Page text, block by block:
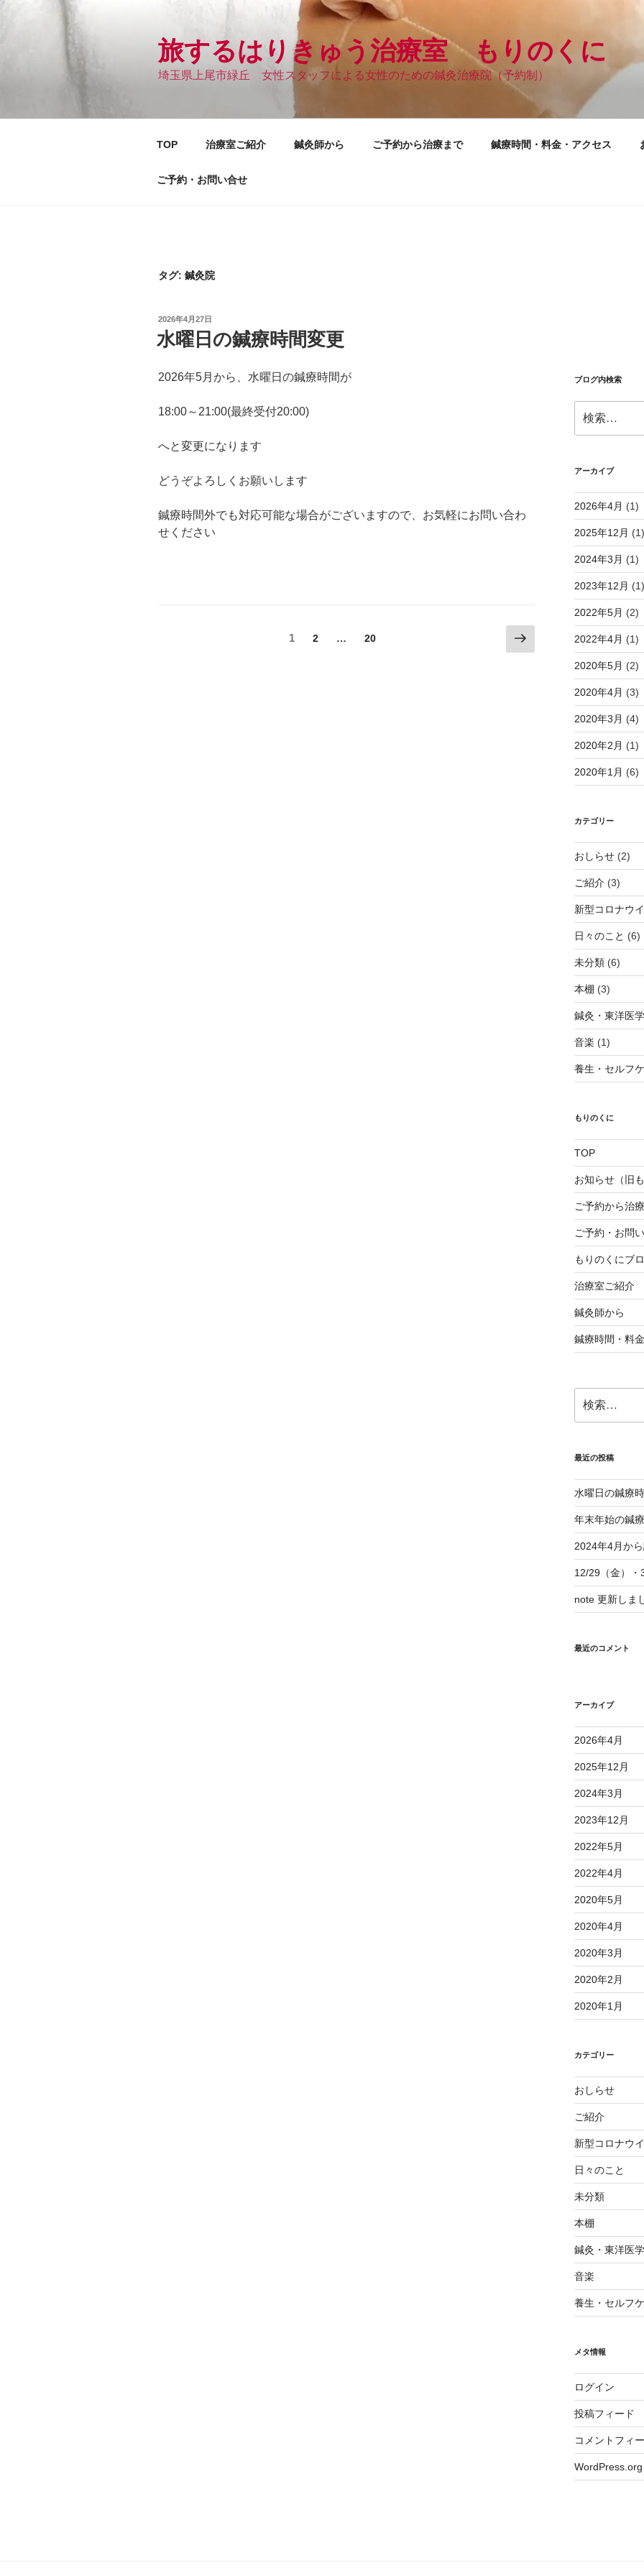
旅するはりきゅう治療室 もりのくに
埼玉県上尾市緑丘 女性スタッフによる女性のための鍼灸治療院（予約制）
TOP 治療室ご紹介 鍼灸師から ご予約から治療まで 鍼療時間・料金・アクセス
ご予約・お問い合せ
タグ: 鍼灸院
投
日:
2026年4月27日
水曜日の鍼療時間変更
2026年5月から、水曜日の鍼療時間が
18:00～21:00(最終受付20:00)
へと変更になります
どうぞよろしくお願いします
鍼療時間外でも対応可能な場合がございますので、お気軽にお問い合わ
せください
固
1
固
2 …
固
20
次
の
ブログ内検索
索:
アーカイブ
2026年4月 (1)
2025年12月 (1)
2024年3月 (1)
2023年12月 (1)
2022年5月 (2)
2022年4月 (1)
2020年5月 (2)
2020年4月 (3)
2020年3月 (4)
2020年2月 (1)
2020年1月 (6)
カテゴリー
おしらせ(2)
ご紹介 (3)
新型コロナウ
日々のこと (6)
未分類(6)
本棚 (3)
鍼灸・東洋医学
音楽 (1)
養生・セルフ
もりのくに
TOP
お知らせ（旧
ご予約から治
ご予約・お問
もりのくにブ
治療室ご紹介
鍼灸師から
鍼療時間・料
索:
最近の投稿
水曜日の鍼療
年末年始の鍼療
2024年4月か
12/29（金）・
note 更新しま
最近のコメント
アーカイブ
2026年4月
2025年12月
2024年3月
2023年12月
2022年5月
2022年4月
2020年5月
2020年4月
2020年3月
2020年2月
2020年1月
カテゴリー
おしらせ
ご紹介
新型コロナウ
日々のこと
未分類
本棚
鍼灸・東洋医学
音楽
養生・セルフ
メタ情報
ログイン
投稿フィード
コメントフィ
WordPress.org